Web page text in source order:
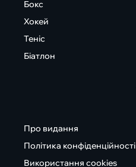
Бокс
Хокей
Теніс
Біатлон
Про видання
Політика конфіденційності
Використання cookies